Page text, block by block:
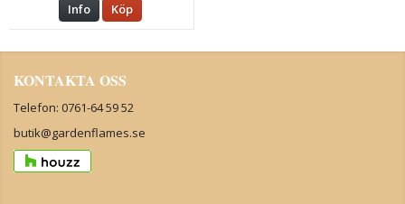
Info Köp
KONTAKTA OSS
Telefon: 0761-64 59 52
butik@gardenflames.se